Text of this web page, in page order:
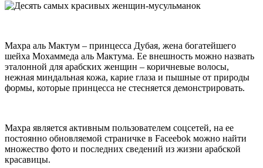
Махра аль Мактум – принцесса Дубая, жена богатейшего
шейха Мохаммеда аль Мактума. Ее внешность можно назвать
эталонной для арабских женщин – коричневые волосы,
нежная миндальная кожа, карие глаза и пышные от природы
формы, которые принцесса не стесняется демонстрировать.
Махра является активным пользователем соцсетей, на ее
постоянно обновляемой страничке в Faceebok можно найти
множество фото и последних сведений из жизни арабской
красавицы.